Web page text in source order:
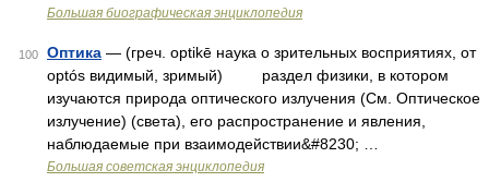
Большая биографическая энциклопедия
100 Оптика — (греч. optikē наука о зрительных восприятиях, от
optós видимый, зримый) раздел физики, в котором
изучаются природа оптического излучения (См. Оптическое
излучение) (света), его распространение и явления,
наблюдаемые при взаимодействии&#8230; …
Большая советская энциклопедия